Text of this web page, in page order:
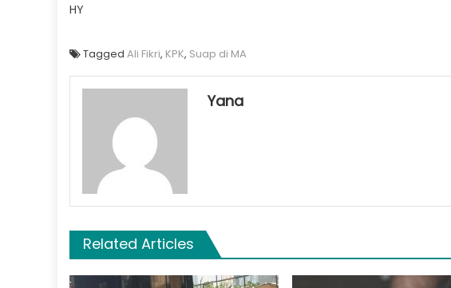
HY
Tagged Ali Fikri, KPK, Suap di MA
Yana
Related Articles